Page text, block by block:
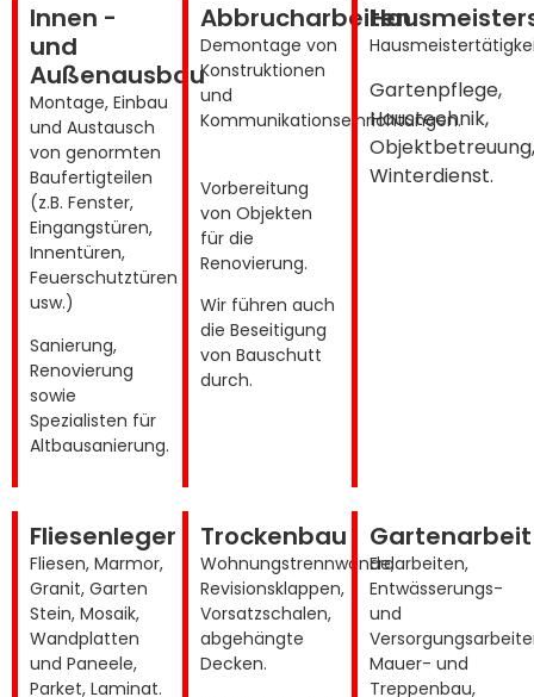
Innen -
und
Außenausbau
Montage, Einbau
und Austausch
von genormten
Baufertigteilen
(z.B. Fenster,
Eingangstüren,
Innentüren,
Feuerschutztüren
usw.)
Sanierung,
Renovierung
sowie
Spezialisten für
Altbausanierung.
Abbrucharbeiten
Demontage von
Konstruktionen
und
Kommunikationseinrichtungen.
Vorbereitung
von Objekten
für die
Renovierung.
Wir führen auch
die Beseitigung
von Bauschutt
durch.
Gartenpflege,
Haustechnik,
Winterdienst.
Fliesenleger
Fliesen, Marmor,
Granit, Garten
Stein, Mosaik,
Wandplatten
und Paneele,
Parket, Laminat.
Trockenbau
Wohnungstrennwände,
Revisionsklappen,
Vorsatzschalen,
abgehängte
Decken.
Gartenarbeit
Erdarbeiten,
Entwässerungs-
und
Mauer- und
Treppenbau,